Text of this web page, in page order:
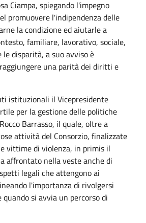
Ciampa, spiegando l'impegno
promuovere l'indipendenza delle
la condizione ed aiutarle a
familiare, lavorativo, sociale,
le disparità, a suo avviso è
una parità dei diritti e
istituzionali il Vicepresidente
per la gestione delle politiche
Barrasso, il quale, oltre a
attività del Consorzio, finalizzate
vittime di violenza, in primis il
affrontato nella veste anche di
legali che attengono ai
l'importanza di rivolgersi
si avvia un percorso di